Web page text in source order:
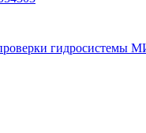
гидросистемы